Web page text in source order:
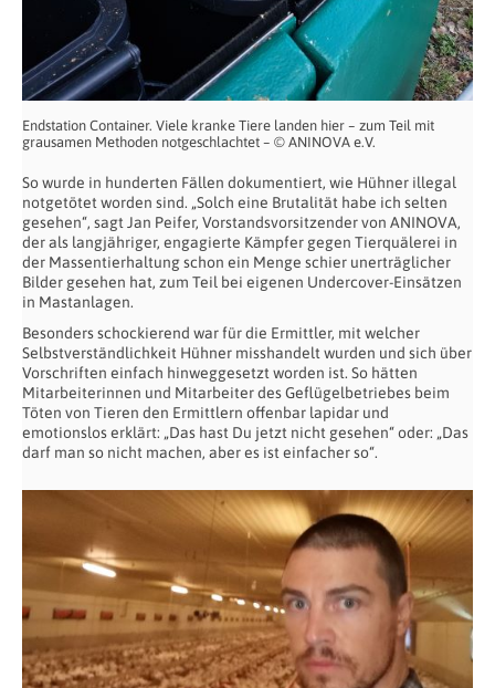
Endstation Container. Viele kranke Tiere landen hier – zum Teil mit
grausamen Methoden notgeschlachtet – © ANINOVA e.V.
So wurde in hunderten Fällen dokumentiert, wie Hühner illegal
notgetötet worden sind. „Solch eine Brutalität habe ich selten
gesehen“, sagt Jan Peifer, Vorstandsvorsitzender von ANINOVA,
der als langjähriger, engagierte Kämpfer gegen Tierquälerei in
der Massentierhaltung schon ein Menge schier unerträglicher
Bilder gesehen hat, zum Teil bei eigenen Undercover-Einsätzen
in Mastanlagen.
Besonders schockierend war für die Ermittler, mit welcher
Selbstverständlichkeit Hühner misshandelt wurden und sich über
Vorschriften einfach hinweggesetzt worden ist. So hätten
Mitarbeiterinnen und Mitarbeiter des Geflügelbetriebes beim
Töten von Tieren den Ermittlern offenbar lapidar und
emotionslos erklärt: „Das hast Du jetzt nicht gesehen“ oder: „Das
darf man so nicht machen, aber es ist einfacher so“.